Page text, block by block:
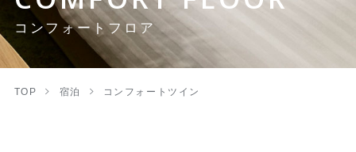
コンフォートフロア
TOP 宿泊 コンフォートツイン